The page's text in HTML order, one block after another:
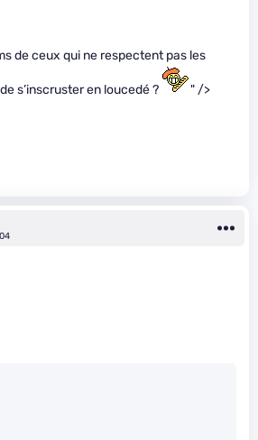
de ceux qui ne respectent pas les
s’inscruster en loucedé ? " />